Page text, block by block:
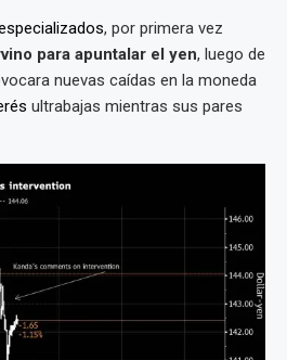
, por primera vez
para apuntalar el yen, luego de
nuevas caídas en la moneda
ultrabajas mientras sus pares